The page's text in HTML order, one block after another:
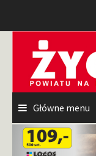
Główne menu